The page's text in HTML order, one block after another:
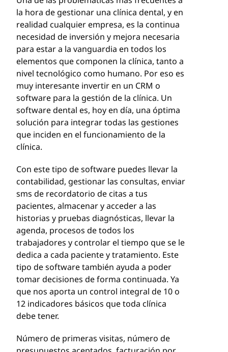
la hora de gestionar una clínica dental, y en
realidad cualquier empresa, es la continua
necesidad de inversión y mejora necesaria
para estar a la vanguardia en todos los
elementos que componen la clínica, tanto a
nivel tecnológico como humano. Por eso es
muy interesante invertir en un CRM o
software para la gestión de la clínica. Un
software dental es, hoy en día, una óptima
solución para integrar todas las gestiones
que inciden en el funcionamiento de la
clínica.
Con este tipo de software puedes llevar la
contabilidad, gestionar las consultas, enviar
sms de recordatorio de citas a tus
pacientes, almacenar y acceder a las
historias y pruebas diagnósticas, llevar la
agenda, procesos de todos los
trabajadores y controlar el tiempo que se le
dedica a cada paciente y tratamiento. Este
tipo de software también ayuda a poder
tomar decisiones de forma continuada. Ya
que nos aporta un control integral de 10 o
12 indicadores básicos que toda clínica
debe tener.
Número de primeras visitas, número de